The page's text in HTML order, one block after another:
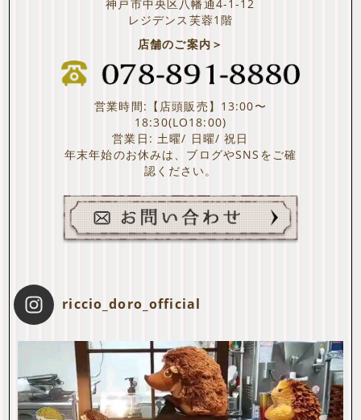
神戸市中央区八幡通4-1-12
レジデンス芙蓉1階
店舗のご案内＞
営業時間:【店頭販売】13:00〜
18:30(LO18:00)
営業日: 土曜/ 日曜/ 祝日
年末年始のお休みは、ブログやSNSをご確
認ください。
riccio_doro_official